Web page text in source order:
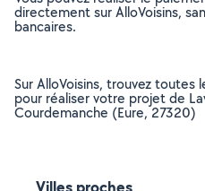
directement sur AlloVoisins,
bancaires.
Sur AlloVoisins, trouvez toutes
pour réaliser votre projet de
Courdemanche (Eure, 27320)